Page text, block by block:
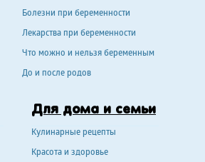
Болезни при беременности
Лекарства при беременности
Что можно и нельзя беременным
До и после родов
Для дома и семьи
Кулинарные рецепты
Красота и здоровье